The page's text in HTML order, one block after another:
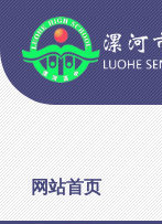
网站首页